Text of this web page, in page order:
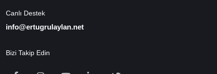
Canlı Destek
info@ertugrulaylan.net
Bizi Takip Edin